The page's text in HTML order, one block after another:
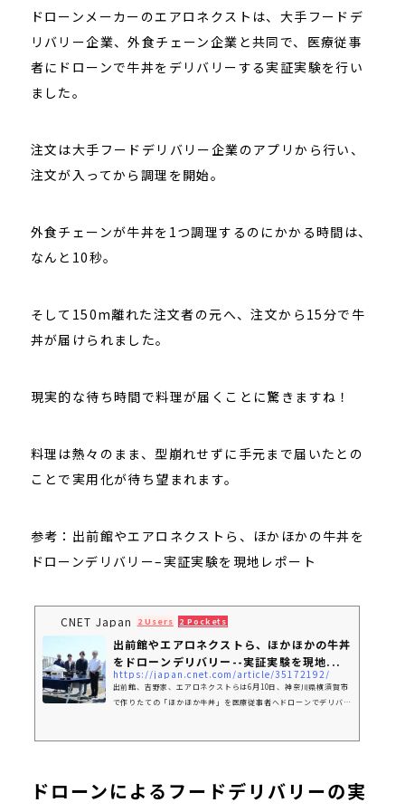
ドローンメーカーのエアロネクストは、大手フードデ
リバリー企業、外食チェーン企業と共同で、医療従事
者にドローンで牛丼をデリバリーする実証実験を行い
ました。
注文は大手フードデリバリー企業のアプリから行い、
注文が入ってから調理を開始。
外食チェーンが牛丼を1つ調理するのにかかる時間は、
なんと10秒。
そして150m離れた注文者の元へ、注文から15分で牛
丼が届けられました。
現実的な待ち時間で料理が届くことに驚きますね！
料理は熱々のまま、型崩れせずに手元まで届いたとの
ことで実用化が待ち望まれます。
参考：出前館やエアロネクストら、ほかほかの牛丼を
ドローンデリバリー–実証実験を現地レポート
CNET Japan 2 Users 2 Pockets
出前館やエアロネクストら、ほかほかの牛丼
をドローンデリバリー--実証実験を現地...
https://japan.cnet.com/article/35172192/
出前館、吉野家、エアロネクストらは6月10日、神奈川県横須賀市
で作りたての「ほかほか牛丼」を医療従事者へドローンでデリバリ
ドローンによるフードデリバリーの実